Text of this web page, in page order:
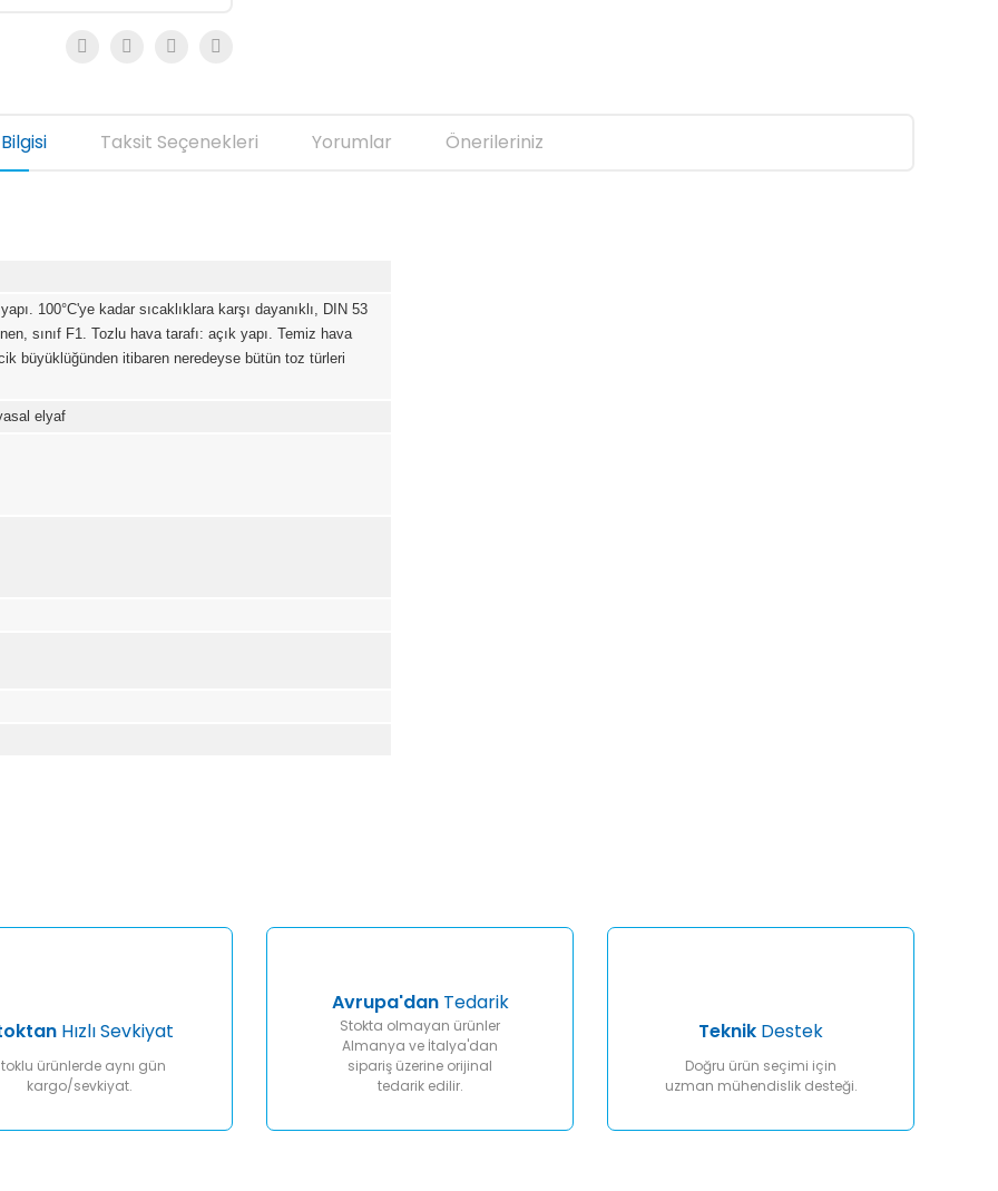
Taksit Seçenekleri Yorumlar Önerileriniz
100°C'ye kadar sıcaklıklara karşı dayanıklı, DIN 53
sınıf F1. Tozlu hava tarafı: açık yapı. Temiz hava
büyüklüğünden itibaren neredeyse bütün toz türleri
elyaf
Gönder
Hızlı Sevkiyat
ürünlerde aynı gün
kargo/sevkiyat.
Avrupa'danTedarik
Stokta olmayan ürünler
Almanya ve İtalya'dan
sipariş üzerine orijinal
tedarik edilir.
Teknik Destek
Doğru ürün seçimi için
uzman mühendislik desteği.